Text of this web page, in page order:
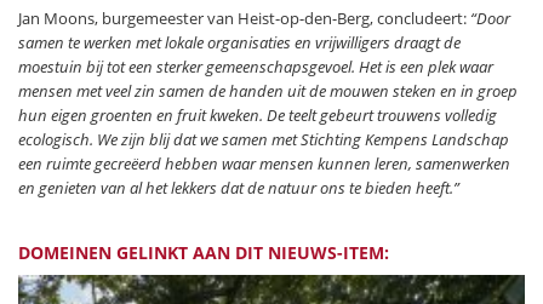
Jan Moons, burgemeester van Heist-op-den-Berg, concludeert: “Door
samen te werken met lokale organisaties en vrijwilligers draagt de
moestuin bij tot een sterker gemeenschapsgevoel. Het is een plek waar
mensen met veel zin samen de handen uit de mouwen steken en in groep
hun eigen groenten en fruit kweken. De teelt gebeurt trouwens volledig
ecologisch. We zijn blij dat we samen met Stichting Kempens Landschap
een ruimte gecreëerd hebben waar mensen kunnen leren, samenwerken
en genieten van al het lekkers dat de natuur ons te bieden heeft.”
DOMEINEN GELINKT AAN DIT NIEUWS-ITEM: